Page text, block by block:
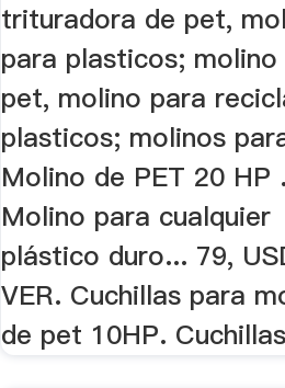
trituradora de pet,
para plasticos; molino
pet, molino para
plasticos; molinos
Molino de PET 20 HP .
Molino para cualquier
plástico duro... 79,
VER. Cuchillas para
de pet 10HP.